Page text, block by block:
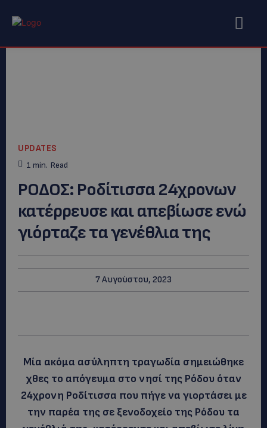
UPDATES
1 min. Read
ΡΟΔΟΣ: Ροδίτισσα 24χρονων
κατέρρευσε και απεβίωσε ενώ
γιόρταζε τα γενέθλια της
7 Αυγούστου, 2023
Μία ακόμα ασύληπτη τραγωδία σημειώθηκε
χθες το απόγευμα στο νησί της Ρόδου όταν
24χρονη Ροδίτισσα που πήγε να γιορτάσει με
την παρέα της σε ξενοδοχείο της Ρόδου τα